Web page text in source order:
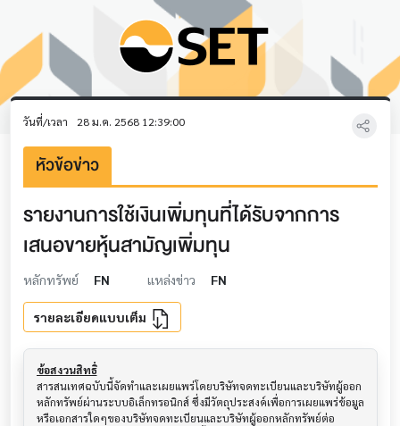
วันที่/เวลา 28 ม.ค. 2568 12:39:00
หัวข้อข่าว
รายงานการใช้เงินเพิ่มทุนที่ได้รับจากการ
เสนอขายหุ้นสามัญเพิ่มทุน
หลักทรัพย์ FN แหล่งข่าว FN
รายละเอียดแบบเต็ม
ข้อสงวนสิทธิ์
สารสนเทศฉบับนี้จัดทำและเผยแพร่โดยบริษัทจดทะเบียนและบริษัทผู้ออก
หลักทรัพย์ผ่านระบบอิเล็กทรอนิกส์ ซึ่งมีวัตถุประสงค์เพื่อการเผยแพร่ข้อมูล
หรือเอกสารใดๆของบริษัทจดทะเบียนและบริษัทผู้ออกหลักทรัพย์ต่อ